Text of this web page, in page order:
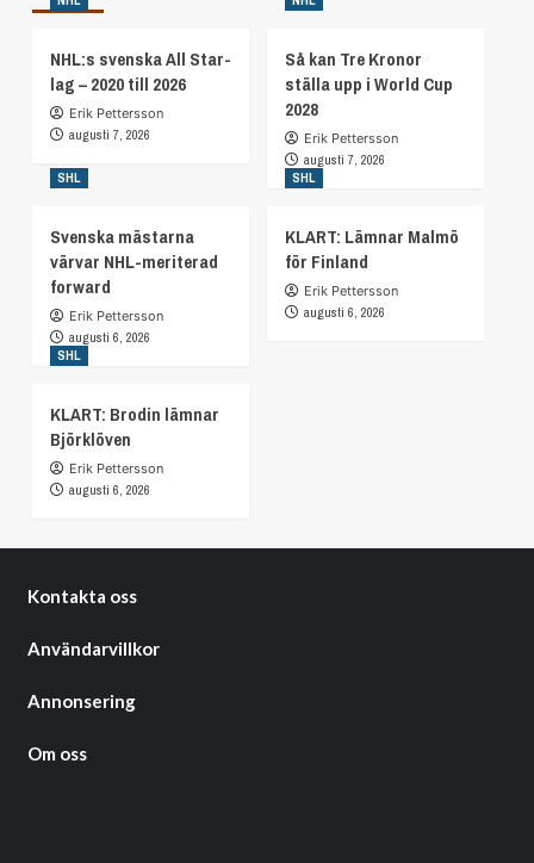
NHL:s svenska All Star-
lag – 2020 till 2026
Erik Pettersson
augusti 7, 2026
Så kan Tre Kronor
ställa upp i World Cup
2028
Erik Pettersson
augusti 7, 2026
SHL
Svenska mästarna
värvar NHL-meriterad
forward
Erik Pettersson
augusti 6, 2026
SHL
KLART: Lämnar Malmö
för Finland
Erik Pettersson
augusti 6, 2026
SHL
KLART: Brodin lämnar
Björklöven
Erik Pettersson
augusti 6, 2026
Kontakta oss
Användarvillkor
Annonsering
Om oss